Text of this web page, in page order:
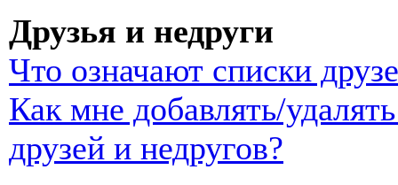
Друзья и недруги
Что означают списки
Как мне добавлять/
друзей и недругов?